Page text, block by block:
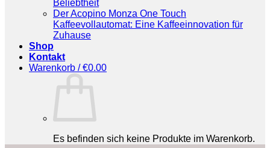
Beliebtheit
Der Acopino Monza One Touch
Kaffeevollautomat: Eine Kaffeeinnovation für
Zuhause
Shop
Kontakt
Warenkorb /€0.00
Es befinden sich keine Produkte im Warenkorb.